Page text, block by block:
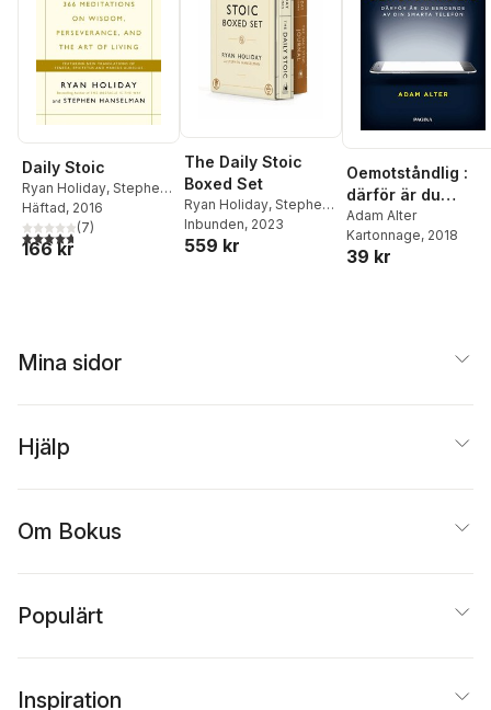
Daily Stoic
Ryan Holiday, Stephen
Hanselman
Häftad, 2016
4,7utav 5 stjärnor. Totalt antal röster:
(7)
166 kr
The Daily Stoic
Boxed Set
Ryan Holiday, Stephen
Hanselman
Inbunden, 2023
559 kr
Oemotståndlig :
därför är du
beroende av din
smarta telefon
Adam Alter
Kartonnage, 2018
39 kr
Mina sidor
Hjälp
Om Bokus
Populärt
Inspiration